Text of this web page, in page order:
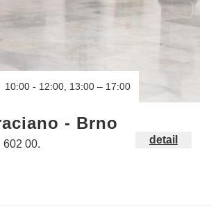
10:00 - 12:00, 13:00 – 17:00
- Brno
602 00. detail